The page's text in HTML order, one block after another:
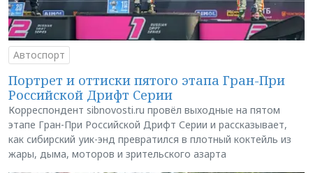
Автоспорт
Портрет и оттиски пятого этапа Гран-При
Российской Дрифт Серии
Корреспондент sibnovosti.ru провёл выходные на пятом
этапе Гран-При Российской Дрифт Серии и рассказывает,
как сибирский уик-энд превратился в плотный коктейль из
жары, дыма, моторов и зрительского азарта